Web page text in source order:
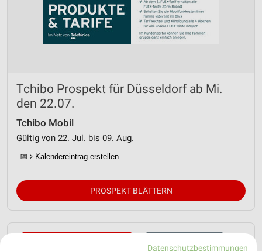
Tchibo Prospekt für Düsseldorf ab Mi.
den 22.07.
Tchibo Mobil
Gültig von 22. Jul. bis 09. Aug.
📅 Kalendereintrag erstellen
PROSPEKT BLÄTTERN
Datenschutzbestimmungen